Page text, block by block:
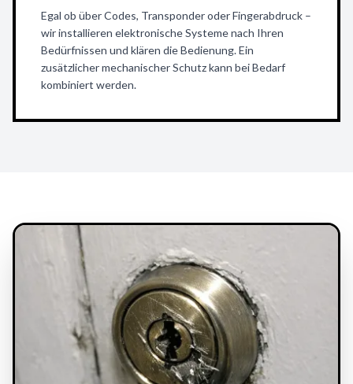
Egal ob über Codes, Transponder oder Fingerabdruck –
wir installieren elektronische Systeme nach Ihren
Bedürfnissen und klären die Bedienung. Ein
zusätzlicher mechanischer Schutz kann bei Bedarf
kombiniert werden.